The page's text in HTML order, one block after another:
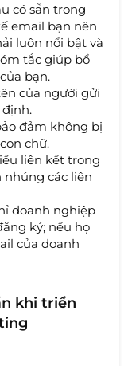
có sẵn trong
email bạn nên
luôn nổi bật và
tắc giúp bổ
bạn.
của người gửi
đảm không bị
chữ.
liên kết trong
nhúng các liên
doanh nghiệp
ký; nếu họ
của doanh
khi triển